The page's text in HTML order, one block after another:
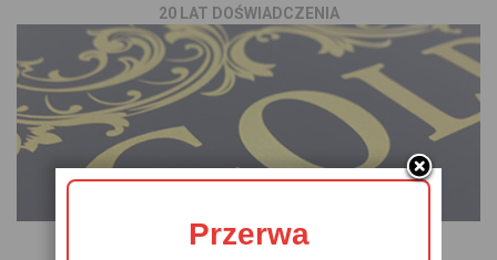
20 LAT DOŚWIADCZENIA
Przerwa